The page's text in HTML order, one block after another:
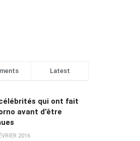
Latest
qui ont fait
avant d’être
2016